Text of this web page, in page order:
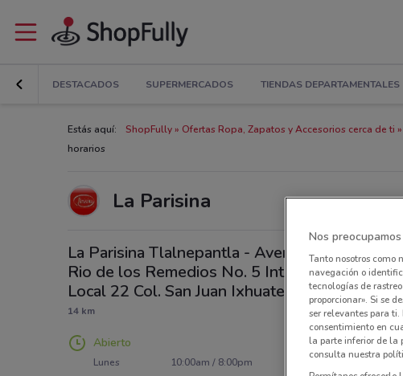
DESTACADOS SUPERMERCADOS TIENDAS DEPARTAMENTALES
Estás aquí: ShopFully Ofertas Ropa, Zapatos y Accesorios cerca de ti
horarios
La Parisina
La Parisina Tlalnepantla - Avenida
Rio de los Remedios No. 5 Int.
Local 22 Col. San Juan Ixhuatepec
14 km
Abierto
Lunes
10:00am / 8:00pm
Nos
Tanto nosotros como
navegación o
tecnologías de
proporcionar». Si se
ser relevantes para
consentimiento en
la parte inferior de la
consulta nuestra